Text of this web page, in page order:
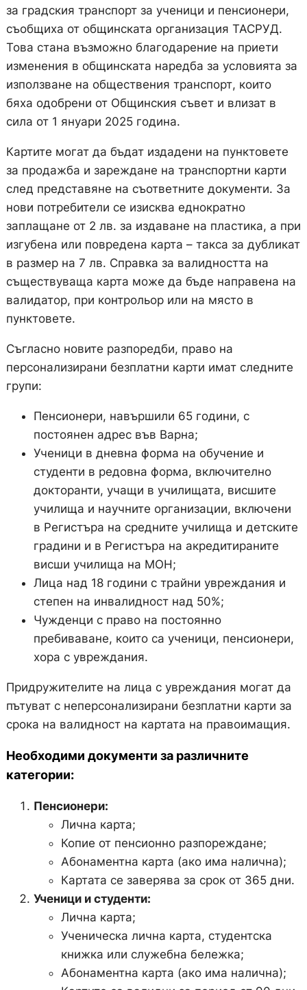
за градския транспорт за ученици и пенсионери,
съобщиха от общинската организация ТАСРУД.
Това стана възможно благодарение на приети
изменения в общинската наредба за условията за
използване на обществения транспорт, които
бяха одобрени от Общинския съвет и влизат в
сила от 1 януари 2025 година.
Картите могат да бъдат издадени на пунктовете
за продажба и зареждане на транспортни карти
след представяне на съответните документи. За
нови потребители се изисква еднократно
заплащане от 2 лв. за издаване на пластика, а при
изгубена или повредена карта – такса за дубликат
в размер на 7 лв. Справка за валидността на
съществуваща карта може да бъде направена на
валидатор, при контрольор или на място в
пунктовете.
Съгласно новите разпоредби, право на
персонализирани безплатни карти имат следните
групи:
Пенсионери, навършили 65 години, с
постоянен адрес във Варна;
Ученици в дневна форма на обучение и
студенти в редовна форма, включително
докторанти, учащи в училищата, висшите
училища и научните организации, включени
в Регистъра на средните училища и детските
градини и в Регистъра на акредитираните
висши училища на МОН;
Лица над 18 години с трайни увреждания и
степен на инвалидност над 50%;
Чужденци с право на постоянно
пребиваване, които са ученици, пенсионери,
хора с увреждания.
Придружителите на лица с увреждания могат да
пътуват с неперсонализирани безплатни карти за
срока на валидност на картата на правоимащия.
Необходими документи за различните
категории:
Пенсионери:
Лична карта;
Копие от пенсионно разпореждане;
Абонаментна карта (ако има налична);
Картата се заверява за срок от 365 дни.
Ученици и студенти:
Лична карта;
Ученическа лична карта, студентска
книжка или служебна бележка;
Абонаментна карта (ако има налична);